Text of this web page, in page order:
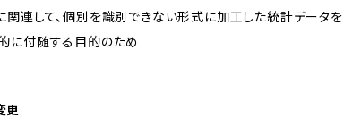
に関連して、個別を識別できない形式に加工した統計データ
的に付随する目的のため
更